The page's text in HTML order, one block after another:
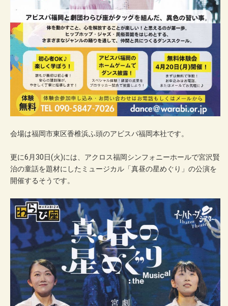
会場は福岡市東区香椎浜ふ頭のアビスパ福岡本社です。
更に6月30日(火)には、アクロス福岡シンフォニーホールで宮沢賢
治の童話を題材にしたミュージカル「真昼の星めぐり」の公演を
開催するそうです。